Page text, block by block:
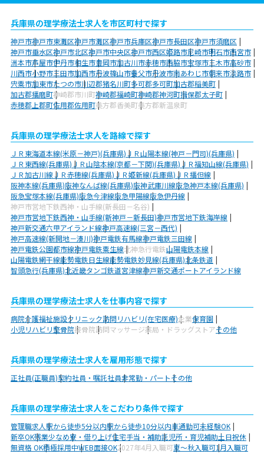
兵庫県の理学療法士求人を市区町村で探す
神戸市神戸市東灘区神戸市灘区神戸市兵庫区神戸市長田区神戸市須磨区
神戸市垂水区神戸市北区神戸市中央区神戸市西区姫路市尼崎市明石市西宮市
洲本市芦屋市伊丹市相生市豊岡市加古川市赤穂市西脇市宝塚市三木市高砂市
川西市小野市三田市加西市丹波篠山市養父市丹波市南あわじ市朝来市淡路市
宍粟市加東市たつの市川辺郡猪名川町多可郡多可町加古郡稲美町
加古郡播磨町神崎郡市川町神崎郡福崎町神崎郡神河町揖保郡太子町
赤穂郡上郡町佐用郡佐用町美方郡香美町美方郡新温泉町
兵庫県の理学療法士求人を路線で探す
ＪＲ東海道本線(米原－神戸)(兵庫県)ＪＲ山陽本線(神戸－門司)(兵庫県)
ＪＲ東西線(兵庫県)ＪＲ山陰本線(京都－下関)(兵庫県)ＪＲ福知山線(兵庫県)
ＪＲ加古川線ＪＲ赤穂線(兵庫県)ＪＲ姫新線(兵庫県)ＪＲ播但線
阪神本線(兵庫県)阪神なんば線(兵庫県)阪神武庫川線阪急神戸本線(兵庫県)
阪急宝塚本線(兵庫県)阪急今津線阪急甲陽線阪急伊丹線
神戸市営地下鉄西神・山手線(新長田－名谷)
神戸市営地下鉄西神・山手線(新神戸－新長田)神戸市営地下鉄海岸線
神戸新交通六甲アイランド線神戸高速線(三宮－西代)
神戸高速線(新開地－湊川)神戸電鉄有馬線神戸電鉄三田線
神戸電鉄公園都市線神戸電鉄粟生線北神急行電鉄山陽電鉄本線
山陽電鉄網干線能勢電鉄日生線能勢電鉄妙見線(兵庫県)北条鉄道
智頭急行(兵庫県)北近畿タンゴ鉄道宮津線神戸新交通ポートアイランド線
兵庫県の理学療法士求人を仕事内容で探す
病院介護福祉施設クリニック訪問リハビリ(在宅医療)企業保育園
小児リハビリ整骨院接骨院訪問マッサージ薬局・ドラッグストアその他
兵庫県の理学療法士求人を雇用形態で探す
正社員(正職員)契約社員・嘱託社員非常勤・パートその他
兵庫県の理学療法士求人をこだわり条件で探す
管理職求人駅から徒歩5分以内駅から徒歩10分以内車通勤可未経験OK
新卒OK残業少なめ寮・借り上げ住宅手当・補助託児所・育児補助土日祝休
無資格 OK積極採用中WEB面接OK2027年4月入職可夏～秋入職可1月入職可